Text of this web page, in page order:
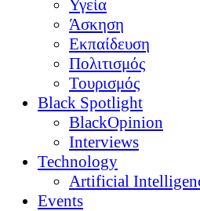
Υγεία
Άσκηση
Εκπαίδευση
Πολιτισμός
Τουρισμός
Black Spotlight
BlackOpinion
Interviews
Technology
Artificial
Events